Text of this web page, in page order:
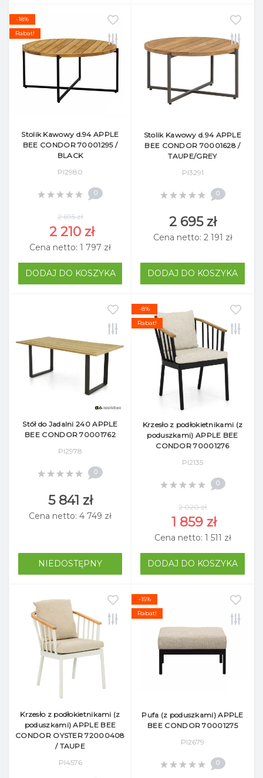
-18%
Rabat!
Stolik Kawowy d.94 APPLE
BEE CONDOR 70001295 /
BLACK
Pl2980
0
2 695 zł
2 210 zł
Cena netto: 1 797 zł
DODAJ DO KOSZYKA
Stolik Kawowy d.94 APPLE
BEE CONDOR 70001628 /
TAUPE/GREY
Pl3291
0
2 695 zł
Cena netto: 2 191 zł
DODAJ DO KOSZYKA
Stół do Jadalni 240 APPLE
BEE CONDOR 70001762
Pl2978
0
5 841 zł
Cena netto: 4 749 zł
NIEDOSTĘPNY
-8%
Rabat!
Krzesło z podłokietnikami (z
poduszkami) APPLE BEE
CONDOR 70001276
Pl2135
0
2 020 zł
1 859 zł
Cena netto: 1 511 zł
DODAJ DO KOSZYKA
Krzesło z podłokietnikami (z
poduszkami) APPLE BEE
CONDOR OYSTER 72000408
/ TAUPE
Pl4576
-15%
Rabat!
Pufa (z poduszkami) APPLE
BEE CONDOR 70001275
Pl2679
0